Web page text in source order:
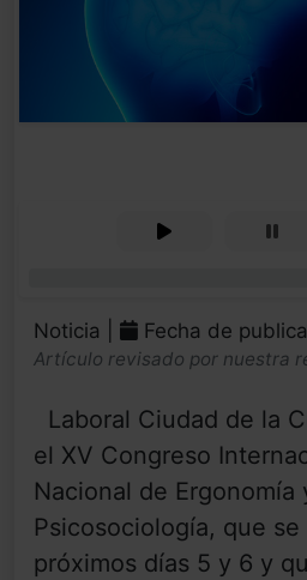
Noticia | Fecha de
Artículo revisado por nuestra
Laboral Ciudad de la
el XV Congreso
Nacional de Ergonomía
Psicosociología, que
próximos días 5 y 6 y